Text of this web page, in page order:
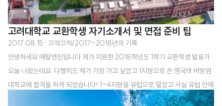
고려대학교 교환학생 자기소개서 및 면접 준비 팁
2017.08.15 · 끄적끄적/2017~2018년의 기록
안녕하세요 메탈엔진입니다.제가 지원한 2018학년도 1학기 교환학생 발표가
오늘 나왔는데요. 다행히도 제가 가장 가고 싶었고 1지망으로 쓴 영국의 버밍엄
대학교에 합격을 하게 되었습니다! 1~4지망을 유럽으로 밀었고 사실 유럽 안에
서만 결정이 나면 좋겠다고 생각을 했는데 다행히 제가 원하는 나라를 갈 수 있